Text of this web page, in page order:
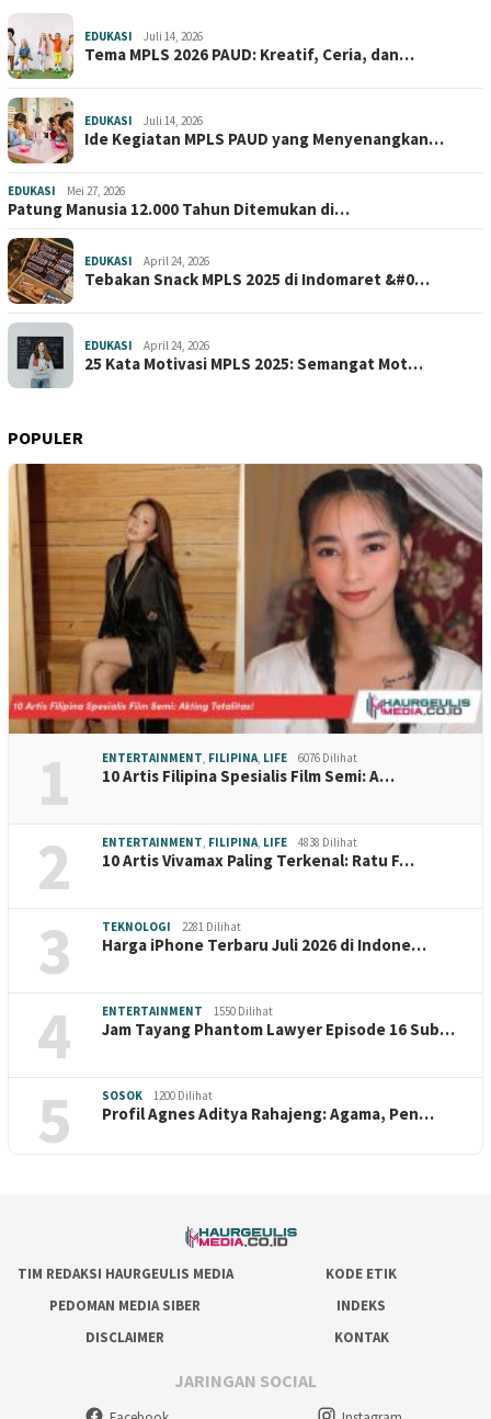
EDUKASI Juli 14, 2026
Tema MPLS 2026 PAUD: Kreatif, Ceria, dan…
EDUKASI Juli 14, 2026
Ide Kegiatan MPLS PAUD yang Menyenangkan…
EDUKASI Mei 27, 2026
Patung Manusia 12.000 Tahun Ditemukan di…
EDUKASI April 24, 2026
Tebakan Snack MPLS 2025 di Indomaret &#0…
EDUKASI April 24, 2026
25 Kata Motivasi MPLS 2025: Semangat Mot…
POPULER
1 ENTERTAINMENT, FILIPINA, LIFE 6076 Dilihat
10 Artis Filipina Spesialis Film Semi: A…
2 ENTERTAINMENT, FILIPINA, LIFE 4838 Dilihat
10 Artis Vivamax Paling Terkenal: Ratu F…
3 TEKNOLOGI 2281 Dilihat
Harga iPhone Terbaru Juli 2026 di Indone…
4 ENTERTAINMENT 1550 Dilihat
Jam Tayang Phantom Lawyer Episode 16 Sub…
5 SOSOK 1200 Dilihat
Profil Agnes Aditya Rahajeng: Agama, Pen…
TIM REDAKSI HAURGEULIS MEDIA
KODE ETIK
PEDOMAN MEDIA SIBER
INDEKS
DISCLAIMER
KONTAK
JARINGAN SOCIAL